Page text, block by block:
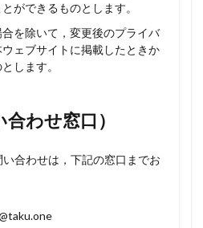
ができるものとします。
を除いて，変更後のプライバ
ェブサイトに掲載したときか
します。
わせ窓口）
合わせは，下記の窓口までお